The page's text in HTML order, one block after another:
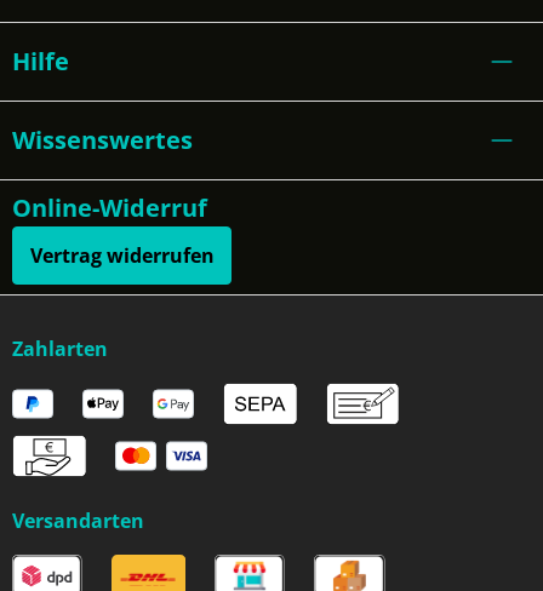
Hilfe
Wissenswertes
Online-Widerruf
Vertrag widerrufen
Zahlarten
Versandarten